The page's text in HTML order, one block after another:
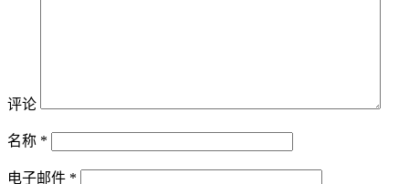
评论
名称 *
电子邮件 *